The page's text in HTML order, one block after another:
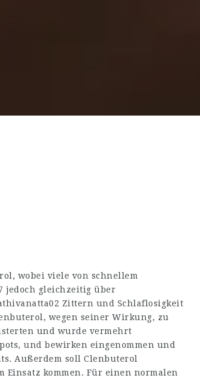
wobei viele von schnellem
jedoch gleichzeitig über
Zittern und Schlaflosigkeit
wegen seiner Wirkung, zu
und wurde vermehrt
und bewirken eingenommen und
Außerdem soll Clenbuterol
Einsatz kommen. Für einen normalen